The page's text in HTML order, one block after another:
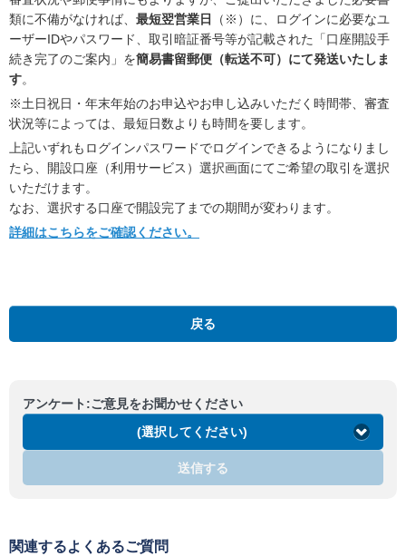
類に不備がなければ、 最短翌営業日
（※）に、ログインに必要なユ
ーザーIDやパスワード、取引暗証番号等が記載された「口座開設手
続き完了のご案内」を簡易書留郵便（転送不可）にて発送いたしま
す。
※土日祝日・年末年始のお申込やお申し込みいただく時間帯、審査
状況等によっては、最短日数よりも時間を要します。
上記いずれもログインパスワードでログインできるようになりまし
たら、開設口座（利用サービス）選択画面にてご希望の取引を選択
いただけます。
なお、選択する口座で開設完了までの期間が変わります。
詳細はこちらをご確認ください。
戻る
アンケート:ご意見をお聞かせください
(選択してください)
送信する
関連するよくあるご質問